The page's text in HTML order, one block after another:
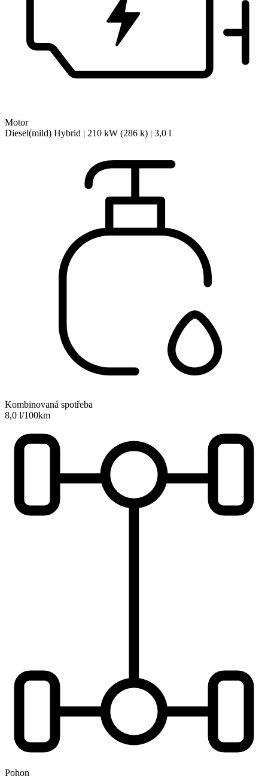
Motor
Diesel(mild) Hybrid | 210 kW (286 k) | 3,0 l
Kombinovaná spotřeba
8,0 l/100km
Pohon